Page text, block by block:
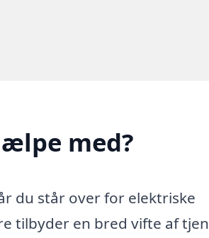
med?
du står over for elektriske
tilbyder en bred vifte af